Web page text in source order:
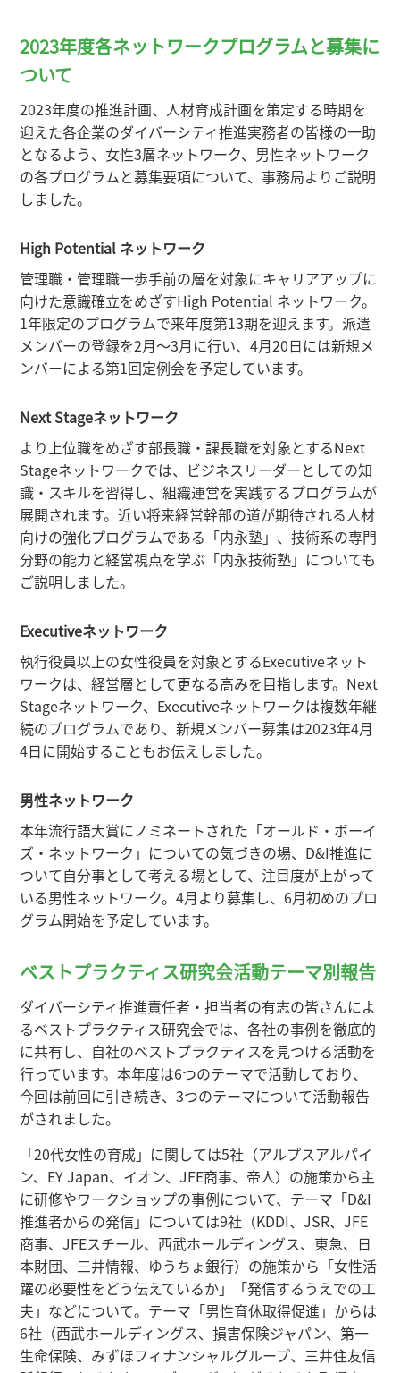
2023年度各ネットワークプログラムと募集に
ついて
2023年度の推進計画、人材育成計画を策定する時期を
迎えた各企業のダイバーシティ推進実務者の皆様の一助
となるよう、女性3層ネットワーク、男性ネットワーク
の各プログラムと募集要項について、事務局よりご説明
しました。
High Potential ネットワーク
管理職・管理職一歩手前の層を対象にキャリアアップに
向けた意識確立をめざすHigh Potential ネットワーク。
1年限定のプログラムで来年度第13期を迎えます。派遣
メンバーの登録を2月～3月に行い、4月20日には新規メ
ンバーによる第1回定例会を予定しています。
Next Stageネットワーク
より上位職をめざす部長職・課長職を対象とするNext
Stageネットワークでは、ビジネスリーダーとしての知
識・スキルを習得し、組織運営を実践するプログラムが
展開されます。近い将来経営幹部の道が期待される人材
向けの強化プログラムである「内永塾」、技術系の専門
分野の能力と経営視点を学ぶ「内永技術塾」についても
ご説明しました。
Executiveネットワーク
執行役員以上の女性役員を対象とするExecutiveネット
ワークは、経営層として更なる高みを目指します。Next
Stageネットワーク、Executiveネットワークは複数年継
続のプログラムであり、新規メンバー募集は2023年4月
4日に開始することもお伝えしました。
男性ネットワーク
本年流行語大賞にノミネートされた「オールド・ボーイ
ズ・ネットワーク」についての気づきの場、D&I推進に
ついて自分事として考える場として、注目度が上がって
いる男性ネットワーク。4月より募集し、6月初めのプロ
グラム開始を予定しています。
ベストプラクティス研究会活動テーマ別報告
ダイバーシティ推進責任者・担当者の有志の皆さんによ
るベストプラクティス研究会では、各社の事例を徹底的
に共有し、自社のベストプラクティスを見つける活動を
行っています。本年度は6つのテーマで活動しており、
今回は前回に引き続き、3つのテーマについて活動報告
がされました。
「20代女性の育成」に関しては5社（アルプスアルパイ
ン、EY Japan、イオン、JFE商事、帝人）の施策から主
に研修やワークショップの事例について、テーマ「D&I
推進者からの発信」については9社（KDDI、JSR、JFE
商事、JFEスチール、西武ホールディングス、東急、日
本財団、三井情報、ゆうちょ銀行）の施策から「女性活
躍の必要性をどう伝えているか」「発信するうえでの工
夫」などについて。テーマ「男性育休取得促進」からは
6社（西武ホールディングス、損害保険ジャパン、第一
生命保険、みずほフィナンシャルグループ、三井住友信